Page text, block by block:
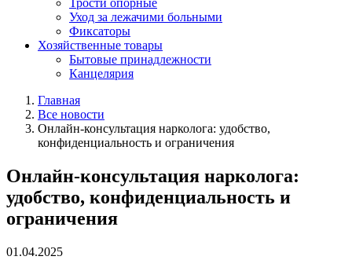
Трости опорные
Уход за лежачими больными
Фиксаторы
Хозяйственные товары
Бытовые принадлежности
Канцелярия
Главная
Все новости
Онлайн-консультация нарколога: удобство,
конфиденциальность и ограничения
Онлайн-консультация нарколога:
удобство, конфиденциальность и
ограничения
01.04.2025